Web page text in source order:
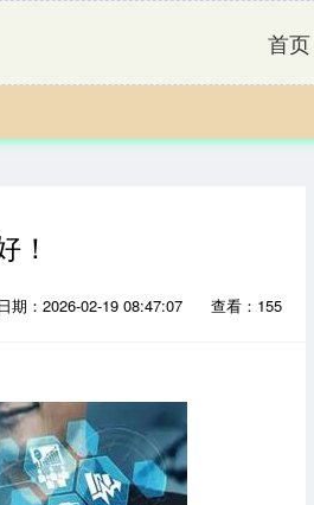
首页
！
日期：2026-02-19 08:47:07 查看：155